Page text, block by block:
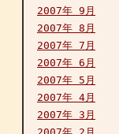
2007年 9月
2007年 8月
2007年 7月
2007年 6月
2007年 5月
2007年 4月
2007年 3月